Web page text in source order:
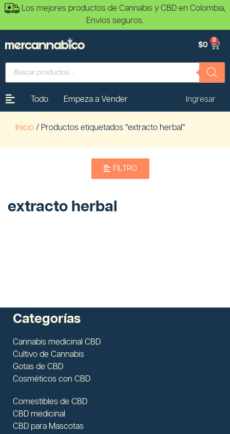
Los mejores productos de Cannabis y CBD en Colombia,
Envíos seguros.
$0
0
Todo Empeza a Vender Ingresar
Inicio / Productos etiquetados “extracto herbal”
FILTRO
extracto herbal
Categorías
Cannabis medicinal CBD
Cultivo de Cannabis
Gotas de CBD
Cosméticos con CBD
Comestibles de CBD
CBD medicinal
CBD para Mascotas